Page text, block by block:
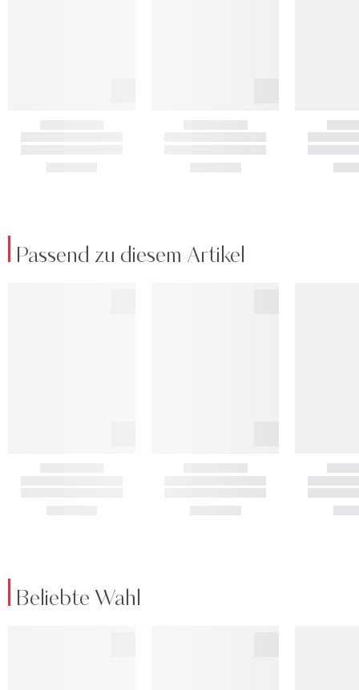
Passend zu diesem Artikel
Beliebte Wahl